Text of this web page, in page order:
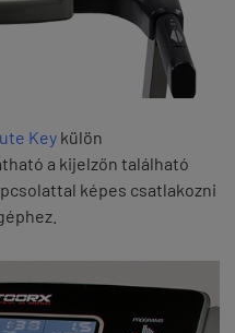
Key külön
a kijelzőn található
képes csatlakozni